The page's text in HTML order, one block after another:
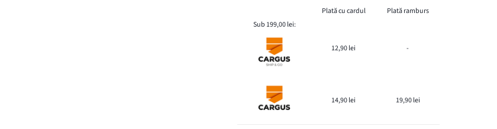
Plată cu cardul
Plată ramburs
Sub 199,00 lei:
12,90 lei -
14,90 lei 19,90 lei